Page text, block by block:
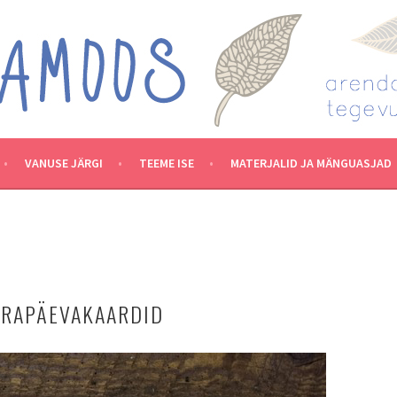
VANUSE JÄRGI TEEME ISE MATERJALID JA MÄNGUASJAD